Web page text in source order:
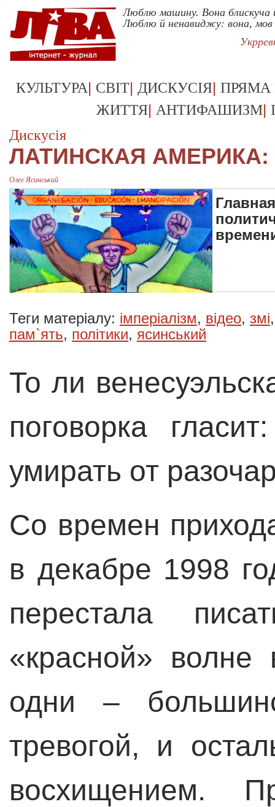
Люблю машину. Вона блискуча
Люблю й ненавиджу: вона, мов
КУЛЬТУРА| СВІТ| ДИСКУСІЯ| ПРЯМА
ЖИТТЯ| АНТИФАШИЗМ|
Дискусія
ЛАТИНСКАЯ
Олег Ясинський
Теги матеріалу: імперіалізм, відео, змі
пам`ять, політики, ясинський
То ли
поговорка
умирать от
Со времен
в декабре 1998
перестала
«красной» волне
одни –
тревогой, и
восхищением.